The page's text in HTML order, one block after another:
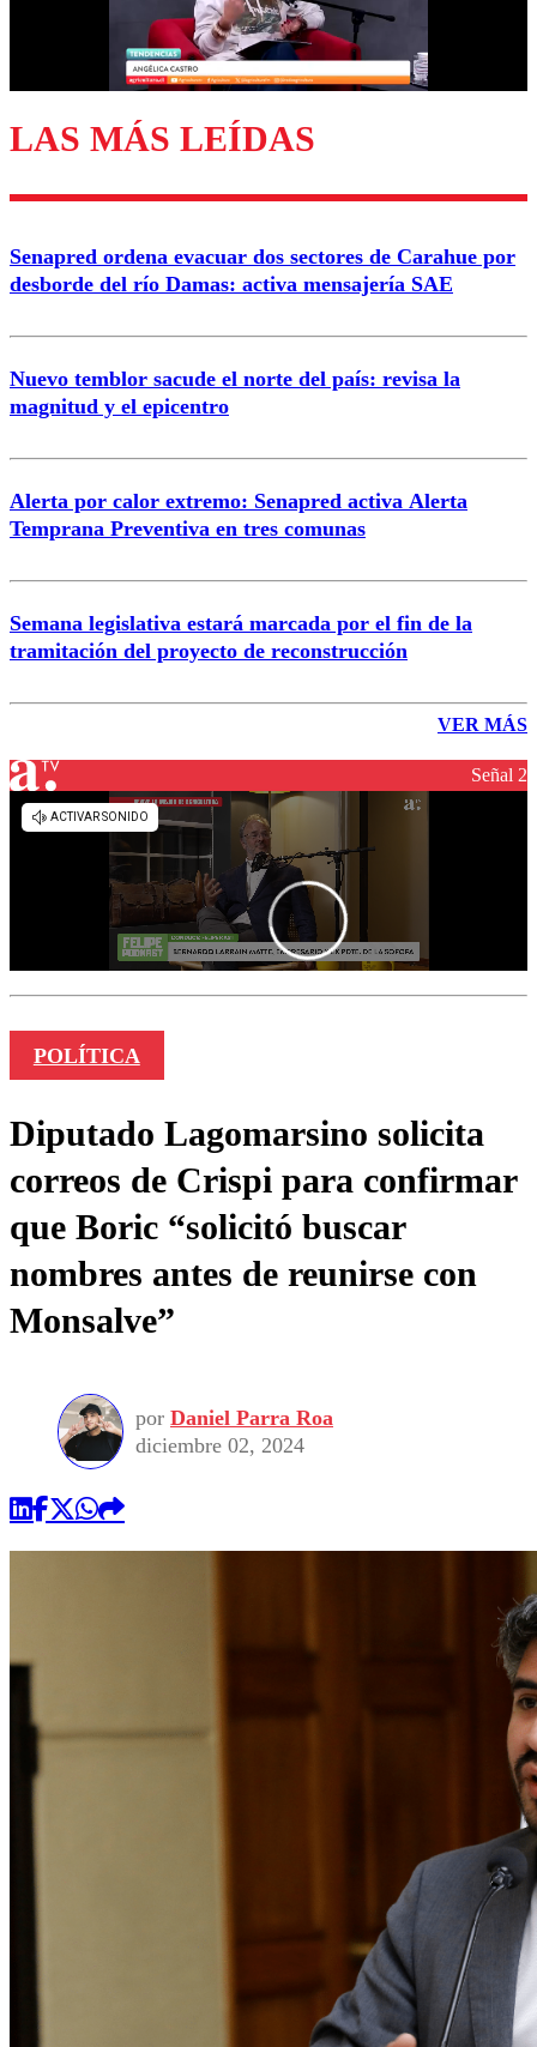
Enviar comentario
LAS MÁS LEÍDAS
Senapred ordena evacuar dos sectores de Carahue por
desborde del río Damas: activa mensajería SAE
Nuevo temblor sacude el norte del país: revisa la
magnitud y el epicentro
Alerta por calor extremo: Senapred activa Alerta
Temprana Preventiva en tres comunas
Semana legislativa estará marcada por el fin de la
tramitación del proyecto de reconstrucción
VER MÁS
Señal 2
POLÍTICA
Diputado Lagomarsino solicita
correos de Crispi para confirmar
que Boric “solicitó buscar
nombres antes de reunirse con
Monsalve”
por Daniel Parra Roa
diciembre 02, 2024